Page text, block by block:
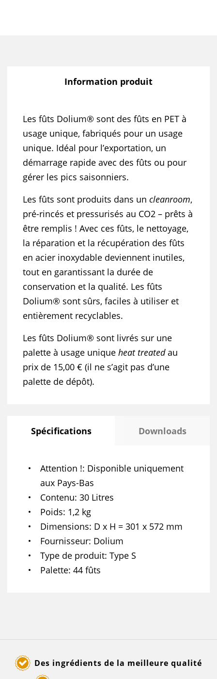
Information produit
Les fûts Dolium® sont des fûts en PET à
usage unique, fabriqués pour un usage
unique. Idéal pour l’exportation, un
démarrage rapide avec des fûts ou pour
gérer les pics saisonniers.
Les fûts sont produits dans un cleanroom,
pré-rincés et pressurisés au CO2 – prêts à
être remplis ! Avec ces fûts, le nettoyage,
la réparation et la récupération des fûts
en acier inoxydable deviennent inutiles,
tout en garantissant la durée de
conservation et la qualité. Les fûts
Dolium® sont sûrs, faciles à utiliser et
entièrement recyclables.
Les fûts Dolium® sont livrés sur une
palette à usage unique heat treatedau
prix de 15,00 € (il ne s’agit pas d’une
palette de dépôt).
Spécifications Downloads
Attention ! Disponible uniquement
aux Pays-Bas
Contenu 30 Litres
Poids 1,2 kg
Dimensions D x H = 301 x 572 mm
Fournisseur Dolium
Type de produit Type S
Palette 44 fûts
Des ingrédients de la meilleure qualité